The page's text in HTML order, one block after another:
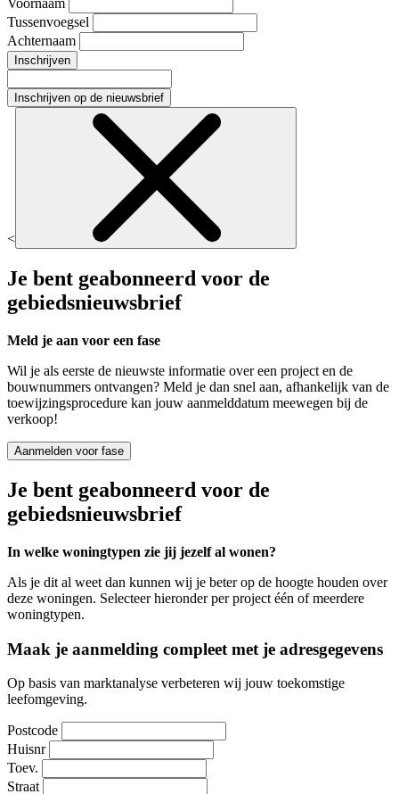
Voornaam
Tussenvoegsel
Achternaam
Inschrijven
Inschrijven op de nieuwsbrief
<
Je bent geabonneerd voor de
gebiedsnieuwsbrief
Meld je aan voor een fase
Wil je als eerste de nieuwste informatie over een project en de
bouwnummers ontvangen? Meld je dan snel aan, afhankelijk van de
toewijzingsprocedure kan jouw aanmelddatum meewegen bij de
verkoop!
Aanmelden voor fase
Je bent geabonneerd voor de
gebiedsnieuwsbrief
In welke woningtypen zie jij jezelf al wonen?
Als je dit al weet dan kunnen wij je beter op de hoogte houden over
deze woningen. Selecteer hieronder per project één of meerdere
woningtypen.
Maak je aanmelding compleet met je adresgegevens
Op basis van marktanalyse verbeteren wij jouw toekomstige
leefomgeving.
Postcode
Huisnr
Toev.
Straat